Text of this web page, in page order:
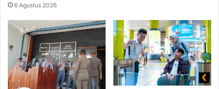
6 Agustus 2026